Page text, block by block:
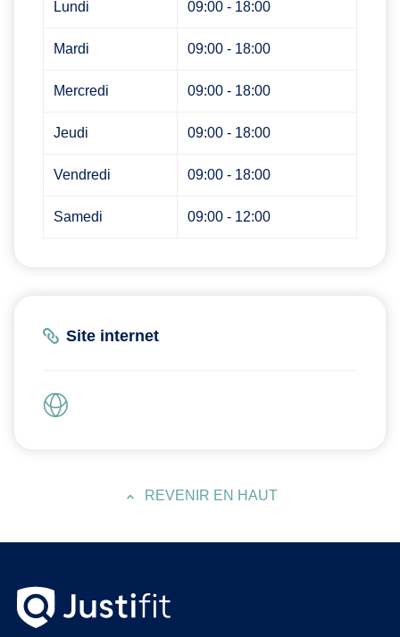
Lundi 09:00 - 18:00
Mardi 09:00 - 18:00
Mercredi 09:00 - 18:00
Jeudi 09:00 - 18:00
Vendredi 09:00 - 18:00
Samedi 09:00 - 12:00
Site internet
REVENIR EN HAUT